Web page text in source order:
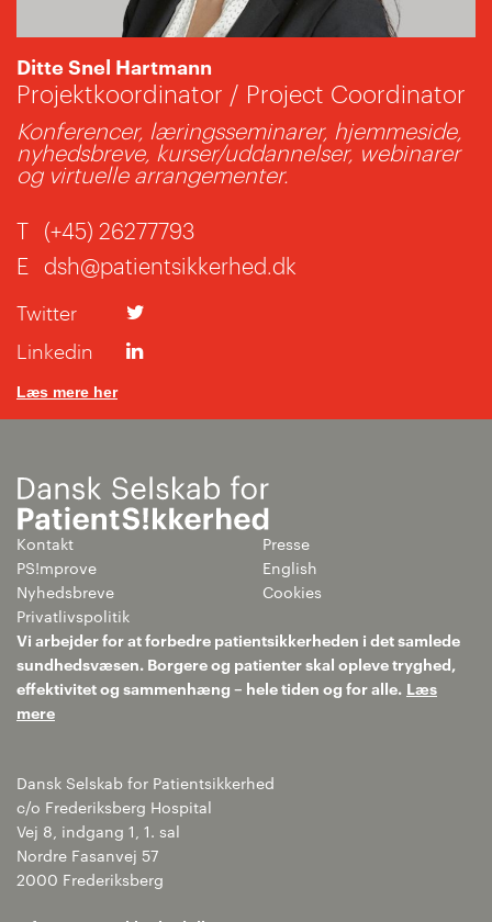
Ditte Snel Hartmann
Projektkoordinator / Project Coordinator
Konferencer, læringsseminarer, hjemmeside,
nyhedsbreve, kurser/uddannelser, webinarer
og virtuelle arrangementer.
T (+45) 26277793
E dsh@patientsikkerhed.dk
Twitter
Linkedin
Læs mere her
Kontakt
Presse
PS!mprove
English
Nyhedsbreve
Cookies
Privatlivspolitik
Vi arbejder for at forbedre patientsikkerheden i det samlede
sundhedsvæsen. Borgere og patienter skal opleve tryghed,
effektivitet og sammenhæng – hele tiden og for alle. Læs
mere
Dansk Selskab for Patientsikkerhed
c/o Frederiksberg Hospital
Vej 8, indgang 1, 1. sal
Nordre Fasanvej 57
2000 Frederiksberg